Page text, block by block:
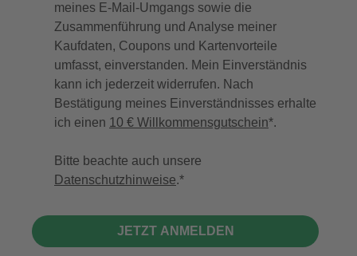
meines E-Mail-Umgangs sowie die
Zusammenführung und Analyse meiner
Kaufdaten, Coupons und Kartenvorteile
umfasst, einverstanden. Mein Einverständnis
kann ich jederzeit widerrufen. Nach
Bestätigung meines Einverständnisses erhalte
ich einen 10 € Willkommensgutschein*.
Bitte beachte auch unsere
Datenschutzhinweise.
JETZT ANMELDEN